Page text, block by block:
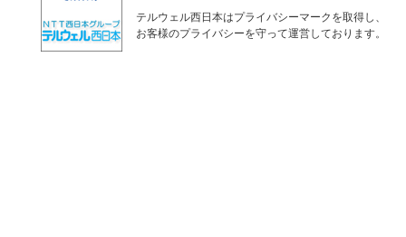
テルウェル西日本はプライバシーマークを取得し、
お客様のプライバシーを守って運営しております。